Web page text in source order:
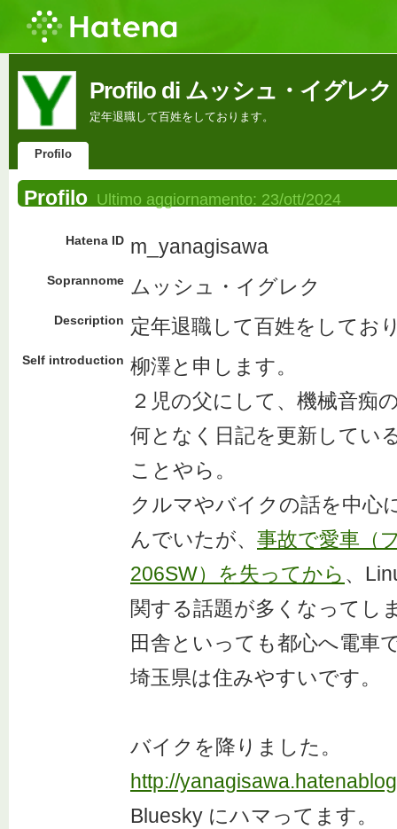
Profilo di ムッシュ・イグレク
定年退職して百姓をしております。
Profilo
Profilo Ultimo aggiornamento: 23/ott/2024
Hatena ID m_yanagisawa
Soprannome ムッシュ・イグレク
Description 定年退職して百姓をしてお
Self introduction 柳澤と申します。
２児の父にして、機械音痴
何となく日記を更新してい
ことやら。
クルマやバイクの話を中心
んでいたが、 事故で愛車
206SW）を失ってから 、
関する話題が多くなってし
田舎といっても都心へ電車
埼玉県は住みやすいです。
バイクを降りました。
http://
Bluesky にハマってます。